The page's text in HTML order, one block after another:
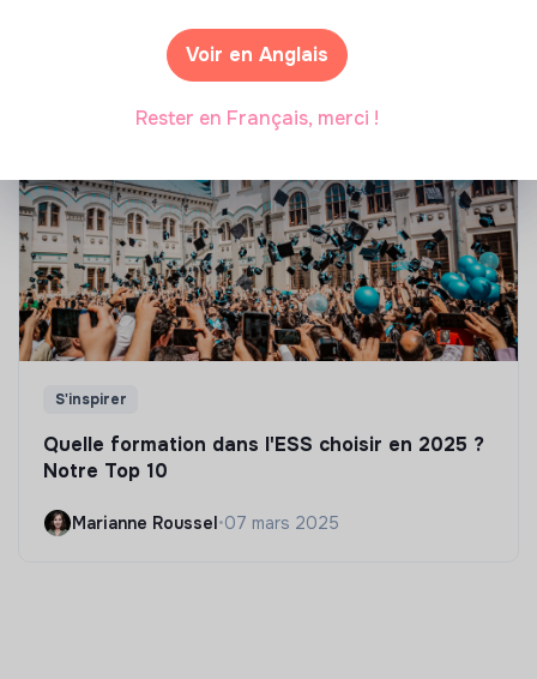
Marianne Roussel• 21 janvier 2025
S'inspirer
Quelle formation dans l'ESS choisir en 2025 ?
Notre Top 10
Marianne Roussel•07 mars 2025
Voir en Anglais
Rester en Français, merci !